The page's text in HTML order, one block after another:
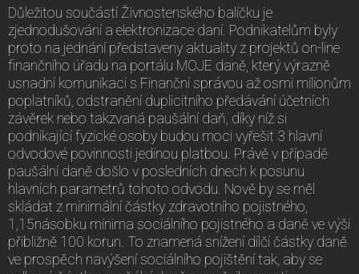
Důležitou součástí Živnostenského balíčku je
zjednodušování a elektronizace daní. Podnikatelům byly
proto na jednání představeny aktuality z projektů on-line
finančního úřadu na portálu MOJE daně, který výrazně
usnadní komunikaci s Finanční správou až osmi milionům
poplatníků, odstranění duplicitního předávání účetních
závěrek nebo takzvaná paušální daň, díky níž si
podnikající fyzické osoby budou moci vyřešit 3 hlavní
odvodové povinnosti jedinou platbou. Právě v případě
paušální daně došlo v posledních dnech k posunu
hlavních parametrů tohoto odvodu. Nově by se měl
skládat z minimální částky zdravotního pojistného,
1,15násobku minima sociálního pojistného a daně ve výši
přibližně 100 korun. To znamená snížení dílčí částky daně
ve prospěch navýšení sociálního pojištění tak, aby se